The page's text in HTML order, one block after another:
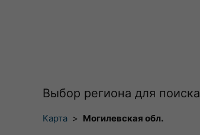
Выбор региона для поиска
Карта > Могилевская обл.